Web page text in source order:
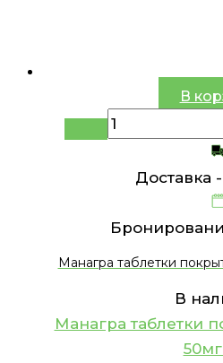
В
Доставка -
Манагра таблетки
В
Манагра таблетки